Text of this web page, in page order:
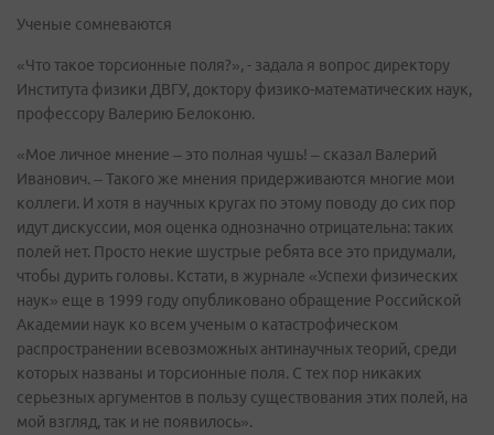
Ученые сомневаются
«Что такое торсионные поля?», - задала я вопрос директору
Института физики ДВГУ, доктору физико-математических наук,
профессору Валерию Белоконю.
«Мое личное мнение – это полная чушь! – сказал Валерий
Иванович. – Такого же мнения придерживаются многие мои
коллеги. И хотя в научных кругах по этому поводу до сих пор
идут дискуссии, моя оценка однозначно отрицательна: таких
полей нет. Просто некие шустрые ребята все это придумали,
чтобы дурить головы. Кстати, в журнале «Успехи физических
наук» еще в 1999 году опубликовано обращение Российской
Академии наук ко всем ученым о катастрофическом
распространении всевозможных антинаучных теорий, среди
которых названы и торсионные поля. С тех пор никаких
серьезных аргументов в пользу существования этих полей, на
мой взгляд, так и не появилось».